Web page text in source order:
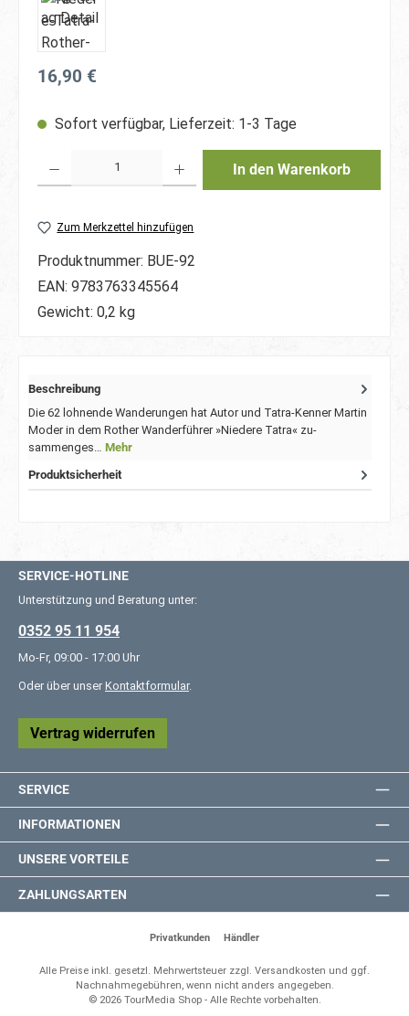
Regulärer Preis:
16,90 €
Sofort verfügbar, Lieferzeit: 1-3 Tage
In den Warenkorb
Zum Merkzettel hinzufügen
Produktnummer: BUE-92
EAN: 9783763345564
Gewicht: 0,2 kg
Beschreibung
Die 62 lohnende Wanderungen hat Autor und Tatra-Kenner Martin
Moder in dem Rother Wanderführer »Niedere Tatra« zu-
sammenges… Mehr
Produktsicherheit
SERVICE-HOTLINE
Unterstützung und Beratung unter:
0352 95 11 954
Mo-Fr, 09:00 - 17:00 Uhr
Oder über unser Kontaktformular.
Vertrag widerrufen
SERVICE
INFORMATIONEN
UNSERE VORTEILE
ZAHLUNGSARTEN
Privatkunden Händler
Alle Preise inkl. gesetzl. Mehrwertsteuer zzgl. Versandkosten und ggf.
Nachnahmegebühren, wenn nicht anders angegeben.
© 2026 TourMedia Shop - Alle Rechte vorbehalten.